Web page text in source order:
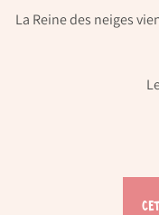
La Reine des neiges